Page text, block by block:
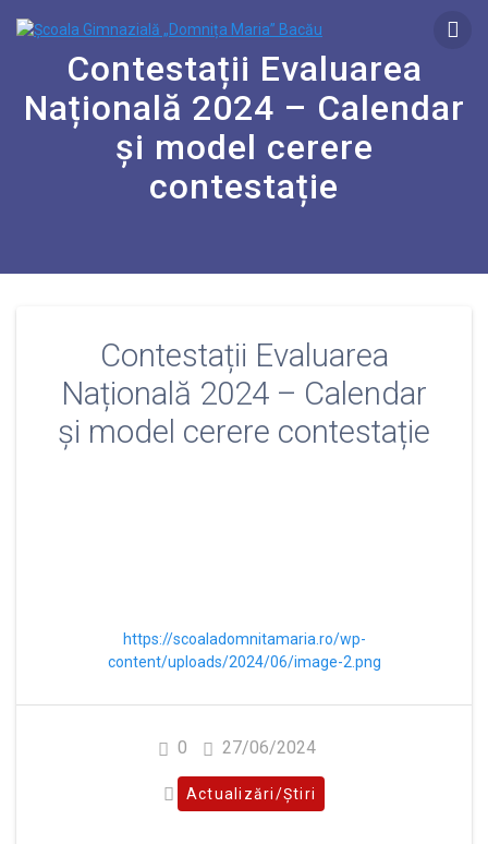
Contestații Evaluarea
Națională 2024 – Calendar
și model cerere
contestație
Contestații Evaluarea
Națională 2024 – Calendar
și model cerere contestație
https://scoaladomnitamaria.ro/wp-
content/uploads/2024/06/image-2.png
0 27/06/2024
Actualizări/Știri